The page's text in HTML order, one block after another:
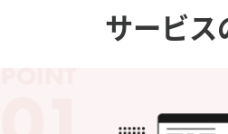
サービス